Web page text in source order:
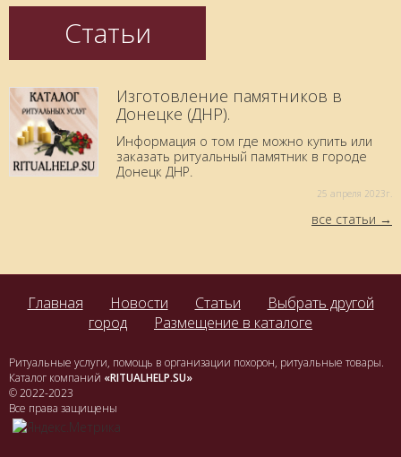
Статьи
Изготовление памятников в
Донецке (ДНР).
Информация о том где можно купить или
заказать ритуальный памятник в городе
Донецк ДНР.
25 aпреля 2023г.
все статьи
Главная Новости Статьи
Выбрать другой
город
Размещение в каталоге
Ритуальные услуги, помощь в организации похорон, ритуальные товары.
Каталог компаний «RITUALHELP.SU»
© 2022-2023
Все права защищены